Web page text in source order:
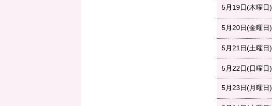
5月19日(木曜日)
5月20日(金曜日)
5月21日(土曜日)
5月22日(日曜日)
5月23日(月曜日)